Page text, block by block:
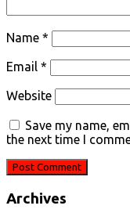
Name *
Email *
Website
Save my name,
the next time I
Archives